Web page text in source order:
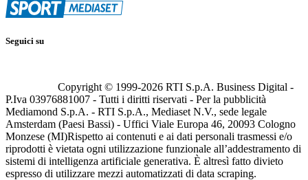
Seguici su
Copyright © 1999-2026 RTI S.p.A. Business Digital -
P.Iva 03976881007 - Tutti i diritti riservati - Per la pubblicità
Mediamond S.p.A. - RTI S.p.A., Mediaset N.V., sede legale
Amsterdam (Paesi Bassi) - Uffici Viale Europa 46, 20093 Cologno
Monzese (MI)Rispetto ai contenuti e ai dati personali trasmessi e/o
riprodotti è vietata ogni utilizzazione funzionale all’addestramento di
sistemi di intelligenza artificiale generativa. È altresì fatto divieto
espresso di utilizzare mezzi automatizzati di data scraping.